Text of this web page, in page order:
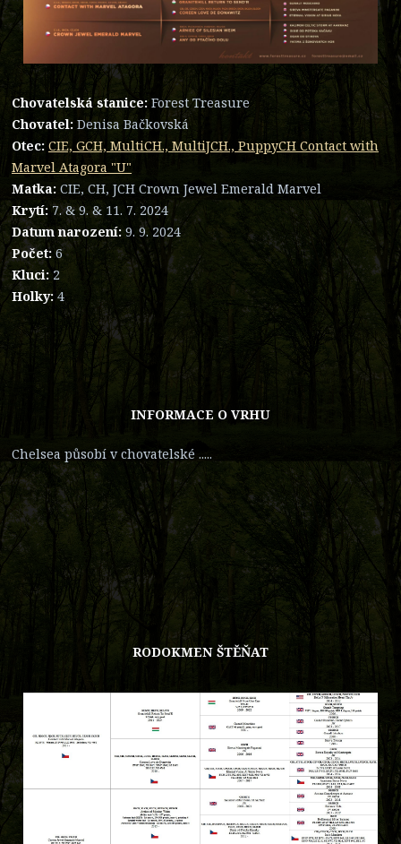
Chovatelská stanice:Forest Treasure
Chovatel: Denisa Bačkovská
Otec: CIE, GCH, MultiCH., MultiJCH., PuppyCH Contact with
Marvel Atagora "U"
Matka: CIE, CH, JCH Crown Jewel Emerald Marvel
Krytí:7. & 9. & 11. 7. 2024
Datum narození: 9. 9. 2024
Počet: 6
Kluci: 2
Holky: 4
INFORMACE O VRHU
Chelsea působí v chovatelské .....
RODOKMEN ŠTĚŇAT